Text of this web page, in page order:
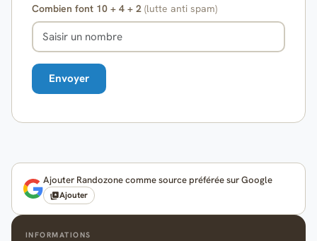
Combien font 10 + 4 + 2 (lutte anti spam)
Ajouter Randozone comme source préférée sur Google
Ajouter
INFORMATIONS